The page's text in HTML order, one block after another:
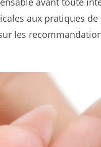
aux pratiques
les